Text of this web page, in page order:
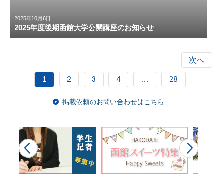
2025年10月6日
2025年度後期函館大学公開講座のお知らせ
1 2 3 4 … 28
次へ
掲載依頼のお問い合わせはこちら